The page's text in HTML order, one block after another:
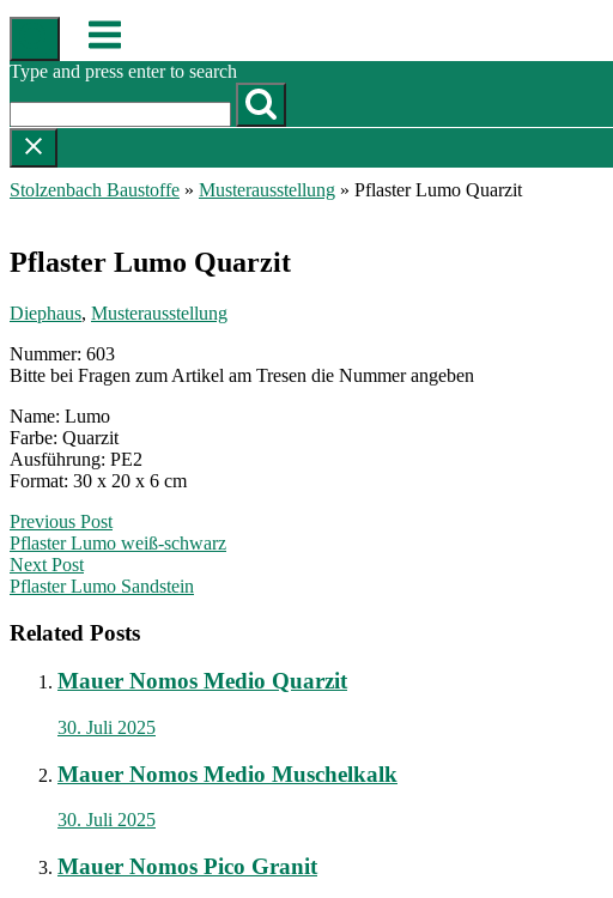
Skip
content
Menu
Type and press enter to search
Stolzenbach Baustoffe » Musterausstellung » Pflaster Lumo Quarzit
Pflaster Lumo Quarzit
Diephaus, Musterausstellung
Nummer: 603
Bitte bei Fragen zum Artikel am Tresen die Nummer angeben
Name: Lumo
Farbe: Quarzit
Ausführung: PE2
Format: 30 x 20 x 6 cm
Post
navigation
Previous Post
Pflaster Lumo weiß-schwarz
Next Post
Pflaster Lumo Sandstein
Related Posts
Mauer Nomos Medio Quarzit
30. Juli 2025
Mauer Nomos Medio Muschelkalk
30. Juli 2025
Mauer Nomos Pico Granit